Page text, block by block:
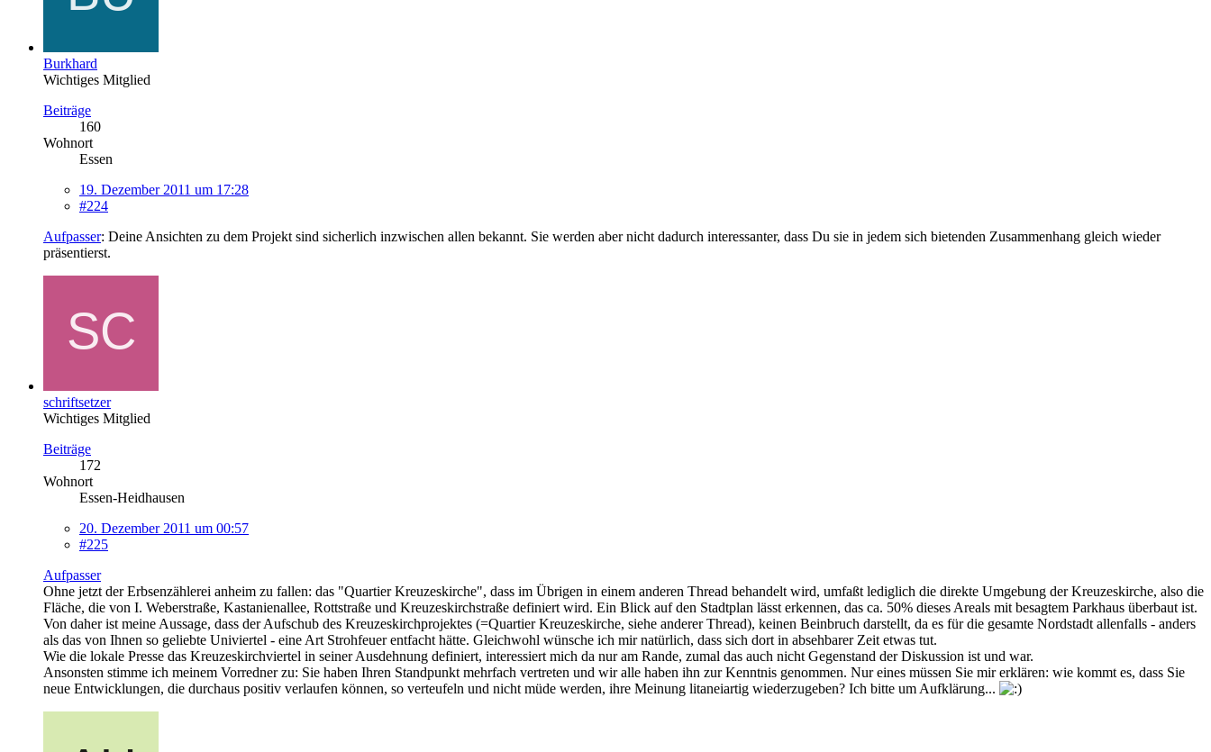
Burkhard
Wichtiges Mitglied
Beiträge
160
Wohnort
Essen
19. Dezember 2011 um 17:28
#224
Aufpasser: Deine Ansichten zu dem Projekt sind sicherlich inzwischen allen bekannt. Sie werden aber nicht dadurch interessanter, dass Du sie in jedem sich bietenden Zusammenhang gleich wieder
präsentierst.
schriftsetzer
Wichtiges Mitglied
Beiträge
172
Wohnort
Essen-Heidhausen
20. Dezember 2011 um 00:57
#225
Aufpasser
Ohne jetzt der Erbsenzählerei anheim zu fallen: das "Quartier Kreuzeskirche", dass im Übrigen in einem anderen Thread behandelt wird, umfaßt lediglich die direkte Umgebung der Kreuzeskirche, also die
Fläche, die von I. Weberstraße, Kastanienallee, Rottstraße und Kreuzeskirchstraße definiert wird. Ein Blick auf den Stadtplan lässt erkennen, das ca. 50% dieses Areals mit besagtem Parkhaus überbaut ist.
Von daher ist meine Aussage, dass der Aufschub des Kreuzeskirchprojektes (=Quartier Kreuzeskirche, siehe anderer Thread), keinen Beinbruch darstellt, da es für die gesamte Nordstadt allenfalls - anders
als das von Ihnen so geliebte Univiertel - eine Art Strohfeuer entfacht hätte. Gleichwohl wünsche ich mir natürlich, dass sich dort in absehbarer Zeit etwas tut.
Wie die lokale Presse das Kreuzeskirchviertel in seiner Ausdehnung definiert, interessiert mich da nur am Rande, zumal das auch nicht Gegenstand der Diskussion ist und war.
Ansonsten stimme ich meinem Vorredner zu: Sie haben Ihren Standpunkt mehrfach vertreten und wir alle haben ihn zur Kenntnis genommen. Nur eines müssen Sie mir erklären: wie kommt es, dass Sie
neue Entwicklungen, die durchaus positiv verlaufen können, so verteufeln und nicht müde werden, ihre Meinung litaneiartig wiederzugeben? Ich bitte um Aufklärung...